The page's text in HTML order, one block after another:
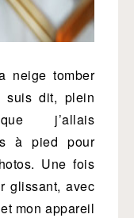
neige tomber
suis dit, plein
j’allais
à pied pour
Une fois
glissant, avec
mon appareil